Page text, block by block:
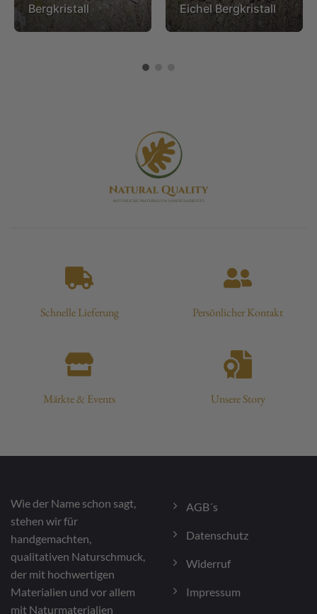
Bergkristall
Eichel Bergkristall
Schnelle Lieferung Persönlicher Kontakt
Märkte & Events Unsere Story
Wie der Name schon sagt,
stehen wir für
handgemachten,
qualitativen Naturschmuck,
der mit hochwertigen
Materialien und vor allem
mit Naturmaterialien
AGB´s
Datenschutz
Widerruf
Impressum